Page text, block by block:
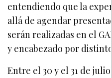
entendiendo que la
allá de agendar
serán realizadas en el
y encabezado por
Entre el 30 y el 31 de